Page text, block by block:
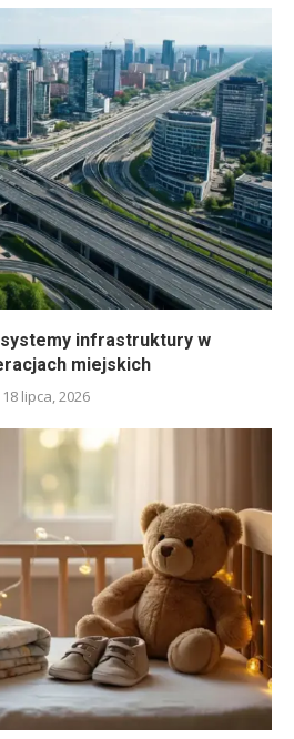
infrastruktury w
miejskich
18 lipca, 2026